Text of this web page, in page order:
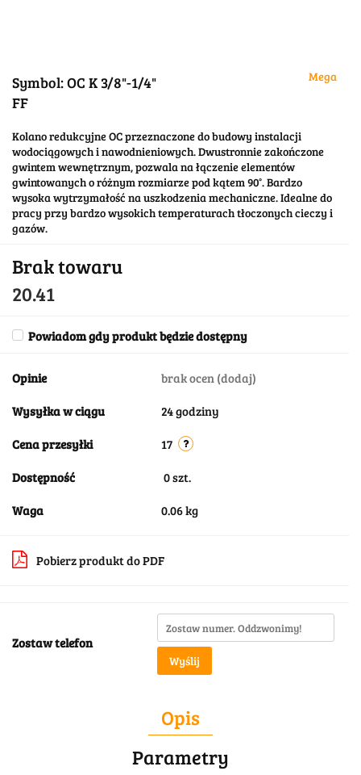
Symbol:OC K 3/8"-1/4"
FF
Mega
Kolano redukcyjne OC przeznaczone do budowy instalacji
wodociągowych i nawodnieniowych. Dwustronnie zakończone
gwintem wewnętrznym, pozwala na łączenie elementów
gwintowanych o różnym rozmiarze pod kątem 90°. Bardzo
wysoka wytrzymałość na uszkodzenia mechaniczne. Idealne do
pracy przy bardzo wysokich temperaturach tłoczonych cieczy i
gazów.
Brak towaru
20.41
Powiadom gdy produkt będzie dostępny
Opinie brak ocen (dodaj)
Wysyłka w ciągu 24 godziny
Cena przesyłki 17
Dostępność 0szt.
Waga 0.06 kg
Pobierz produkt do PDF
Zostaw telefon
Wyślij
Opis
Parametry